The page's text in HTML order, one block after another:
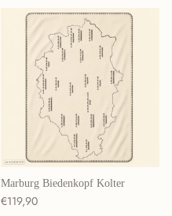
Marburg Biedenkopf Kolter
Normaler Preis
€119,90